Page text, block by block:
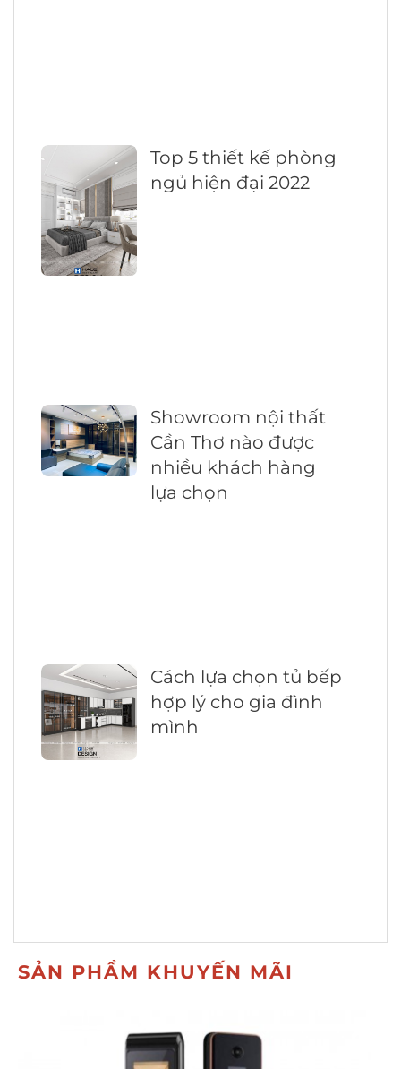
Top 5 thiết kế phòng
ngủ hiện đại 2022
Showroom nội thất
Cần Thơ nào được
nhiều khách hàng
lựa chọn
Cách lựa chọn tủ bếp
hợp lý cho gia đình
mình
SẢN PHẨM KHUYẾN MÃI